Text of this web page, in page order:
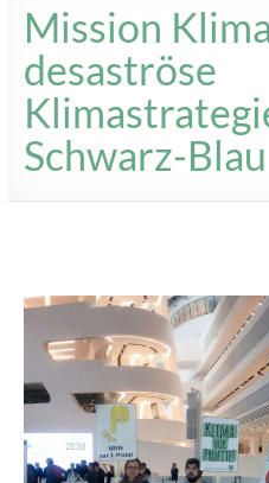
Change!
Mission
desaströse
Schwarz-Blau